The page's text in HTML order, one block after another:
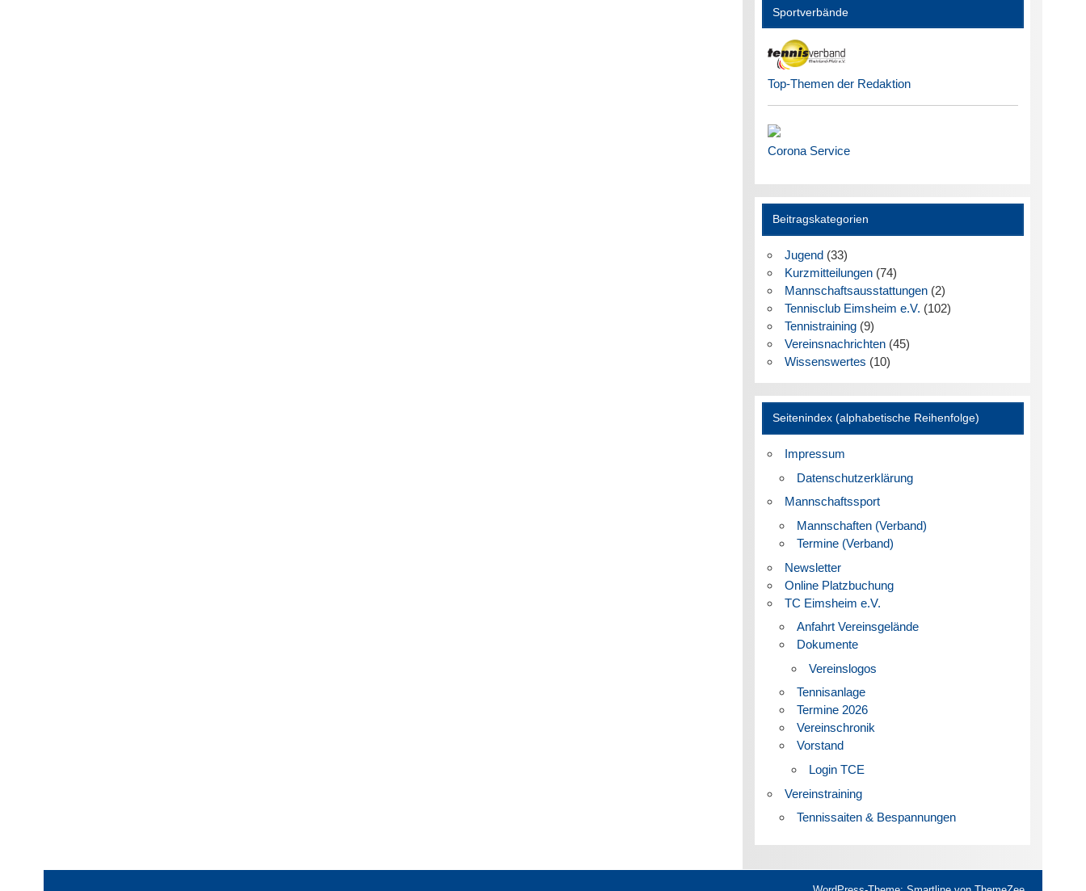
Sportverbände
Top-Themen der Redaktion
Corona Service
Beitragskategorien
Jugend(33)
Kurzmitteilungen(74)
Mannschaftsausstattungen(2)
Tennisclub Eimsheim e.V. (102)
Tennistraining(9)
Vereinsnachrichten(45)
Wissenswertes (10)
Seitenindex (alphabetische Reihenfolge)
Impressum
Datenschutzerklärung
Mannschaftssport
Mannschaften (Verband)
Termine (Verband)
Newsletter
Online Platzbuchung
TC Eimsheim e.V.
Anfahrt Vereinsgelände
Dokumente
Vereinslogos
Tennisanlage
Termine 2026
Vereinschronik
Vorstand
Login TCE
Vereinstraining
Tennissaiten & Bespannungen